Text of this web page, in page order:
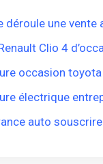
déroule une vente
Clio 4
occasion
électrique
auto souscrire